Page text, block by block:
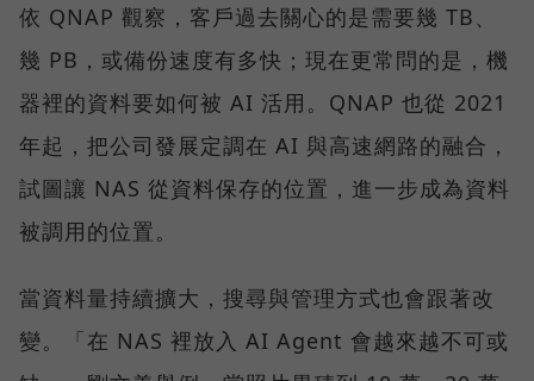
依 QNAP 觀察，客戶過去關心的是需要幾 TB、
幾 PB，或備份速度有多快；現在更常問的是，機
器裡的資料要如何被 AI 活用。QNAP 也從 2021
年起，把公司發展定調在 AI 與高速網路的融合，
試圖讓 NAS 從資料保存的位置，進一步成為資料
被調用的位置。
當資料量持續擴大，搜尋與管理方式也會跟著改
變。「在 NAS 裡放入 AI Agent 會越來越不可或